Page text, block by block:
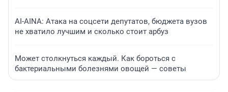
AI-AINA: Атака на соцсети депутатов, бюджета вузов
не хватило лучшим и сколько стоит арбуз
Может столкнуться каждый. Как бороться с
бактериальными болезнями овощей — советы